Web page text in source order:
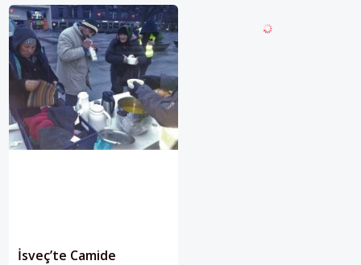
kat artarak 6 bin 500’den 18 bin
300’e çıktığı belirtildi. Bu kişilerin
yüzde 16’sını kadınların
oluşturduğu
kişinin tren garları, metro
istasyonları ve araç parkları ve
İsveç’te Camide